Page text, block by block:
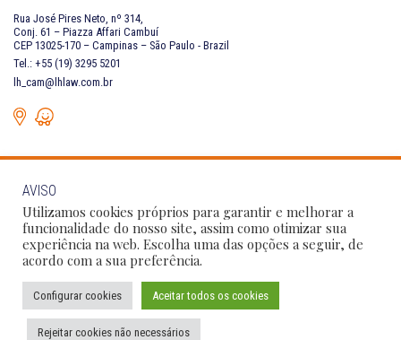
Rua José Pires Neto, nº 314,
Conj. 61 – Piazza Affari Cambuí
CEP 13025-170 – Campinas – São Paulo - Brazil
Tel.: +55 (19) 3295 5201
lh_cam@lhlaw.com.br
CONTACT US
Follow Our Social Networks:
Privacy Policy Conditions of Use
AVISO
Utilizamos cookies próprios para garantir e melhorar a
funcionalidade do nosso site, assim como otimizar sua
experiência na web. Escolha uma das opções a seguir, de
acordo com a sua preferência.
Configurar cookies Aceitar todos os cookies
Rejeitar cookies não necessários